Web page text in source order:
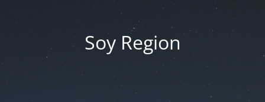
Soy Region